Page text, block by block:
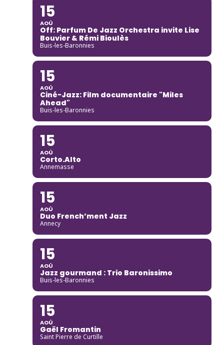
15
AOÛ
Off: Parfum De Jazz Orchestra invite Lise
Bouvier & Rémi Bioulès
Buis-les-Baronnies
15
AOÛ
Ciné-Jazz: Film documentaire "Miles
Ahead"
Buis-les-Baronnies
15
AOÛ
Corto.Alto
Annemasse
15
AOÛ
Duo French’ment Jazz
Annecy
15
AOÛ
Jazz gourmand : Trio Baronissimo
Buis-les-Baronnies
15
AOÛ
Gaël Fromantin
Saint Pierre de Curtille